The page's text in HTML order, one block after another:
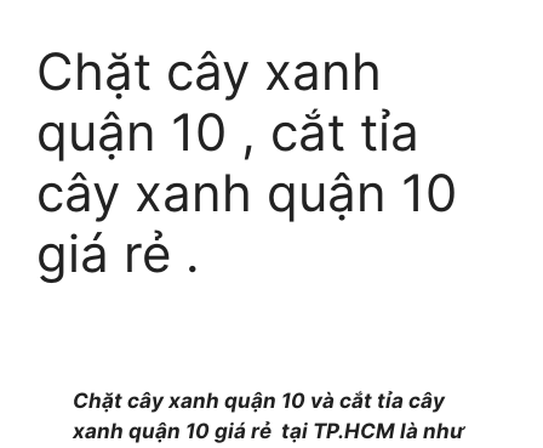
Chặt cây xanh
quận 10 , cắt tỉa
cây xanh quận 10
giá rẻ .
Chặt cây xanh quận 10 và cắt tỉa cây
xanh quận 10 giá rẻ tại TP.HCM là như